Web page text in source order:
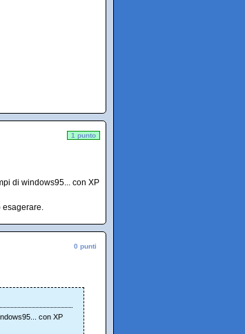
1 punto
di windows95... con XP
0 punti
con XP